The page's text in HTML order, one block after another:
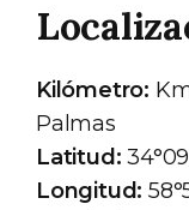
Kilómetro:
Palmas
Latitud:
Longitud: